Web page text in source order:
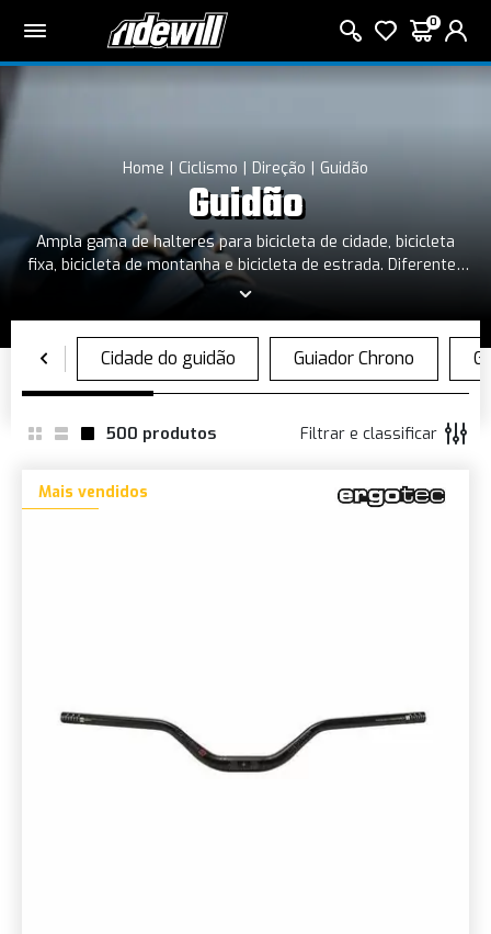
0
Home Ciclismo Direção Guidão
Guidão
Ampla gama de halteres para bicicleta de cidade, bicicleta
fixa, bicicleta de montanha e bicicleta de estrada. Diferentes
cores e padrões para atender a todas as suas necessidades
500 produtos Filtrar e classificar
Mais vendidos